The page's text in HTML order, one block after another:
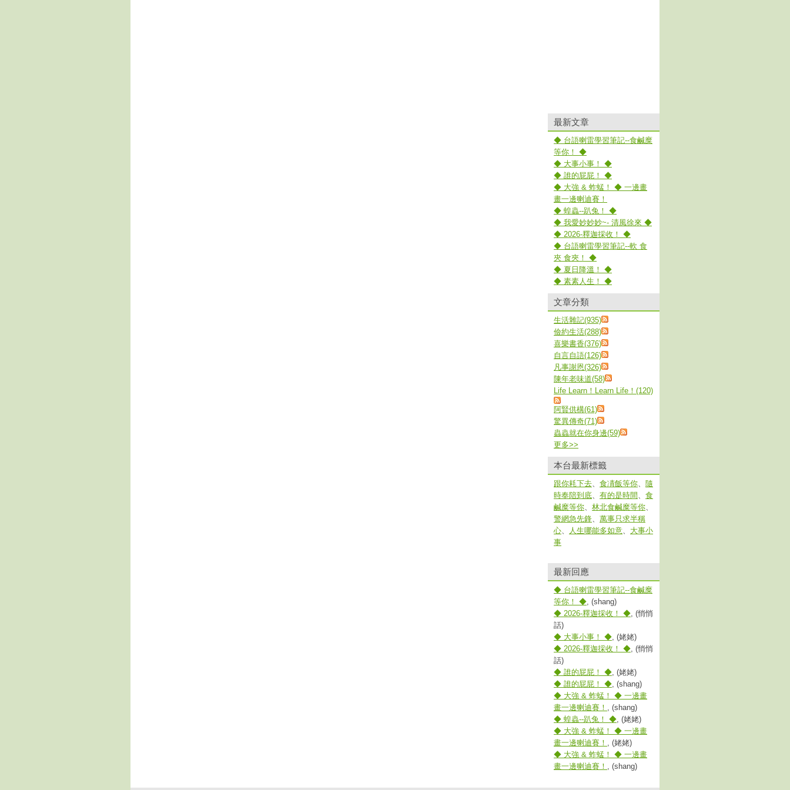
最新文章
◆ 台語喇雷學習筆記--食鹹糜
等你！ ◆
◆ 大事小事！ ◆
◆ 誰的屁屁！ ◆
◆ 大強 & 蚱蜢！ ◆ 一邊畫
畫一邊喇迪賽！
◆ 蝗蟲--趴兔！ ◆
◆ 我愛妙妙妙~- 清風徐來 ◆
◆ 2026-釋迦採收！ ◆
◆ 台語喇雷學習筆記--軟 食
夾 食夾！ ◆
◆ 夏日降溫！ ◆
◆ 素素人生！ ◆
文章分類
生活雜記(935)
儉約生活(288)
喜樂書香(376)
自言自語(126)
凡事謝恩(326)
陳年老味道(58)
Life Learn！Learn Life！(120)
阿賢供構(61)
驚異傳奇(71)
蟲蟲就在你身邊(59)
更多>>
本台最新標籤
跟你耗下去、 食凊飯等你、 隨
時奉陪到底、 有的是時間 、 食
鹹糜等你、 林北食鹹糜等你、
警網急先鋒、 萬事只求半稱
心、 人生哪能多如意、 大事小
事
最新回應
◆ 台語喇雷學習筆記--食鹹糜
等你！ ◆, (shang)
◆ 2026-釋迦採收！ ◆, (悄悄
話)
◆ 大事小事！ ◆, (姥姥)
◆ 2026-釋迦採收！ ◆, (悄悄
話)
◆ 誰的屁屁！ ◆, (姥姥)
◆ 誰的屁屁！ ◆, (shang)
◆ 大強 & 蚱蜢！ ◆ 一邊畫
畫一邊喇迪賽！ , (shang)
◆ 蝗蟲--趴兔！ ◆, (姥姥)
◆ 大強 & 蚱蜢！ ◆ 一邊畫
畫一邊喇迪賽！ , (姥姥)
◆ 大強 & 蚱蜢！ ◆ 一邊畫
畫一邊喇迪賽！ , (shang)